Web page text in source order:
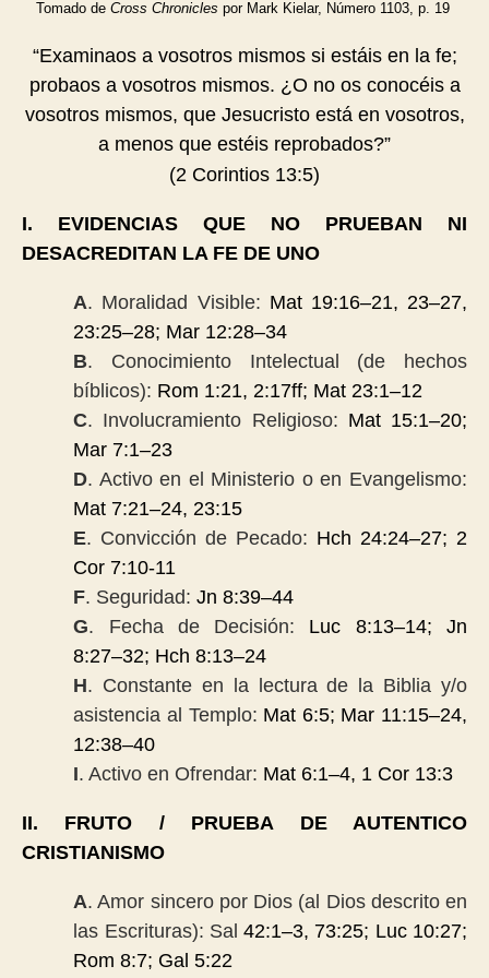
Tomado de Cross Chronicles por Mark Kielar, Número 1103, p. 19
“Examinaos a vosotros mismos si estáis en la fe;
probaos a vosotros mismos. ¿O no os conocéis a
vosotros mismos, que Jesucristo está en vosotros,
a menos que estéis reprobados?”
(2 Corintios 13:5)
I. EVIDENCIAS QUE NO PRUEBAN NI
DESACREDITAN LA FE DE UNO
A. Moralidad Visible: Mat 19:16–21, 23–27,
23:25–28; Mar 12:28–34
B. Conocimiento Intelectual (de hechos
bíblicos): Rom 1:21, 2:17ff; Mat 23:1–12
C. Involucramiento Religioso: Mat 15:1–20;
Mar 7:1–23
D. Activo en el Ministerio o en Evangelismo:
Mat 7:21–24, 23:15
E. Convicción de Pecado: Hch 24:24–27; 2
Cor 7:10-11
F. Seguridad:Jn 8:39–44
G. Fecha de Decisión: Luc 8:13–14; Jn
8:27–32; Hch 8:13–24
H. Constante en la lectura de la Biblia y/o
asistencia al Templo: Mat 6:5; Mar 11:15–24,
12:38–40
I. Activo en Ofrendar: Mat 6:1–4, 1 Cor 13:3
II. FRUTO / PRUEBA DE AUTENTICO
CRISTIANISMO
A. Amor sincero por Dios (al Dios descrito en
las Escrituras): Sal 42:1–3, 73:25; Luc 10:27;
Rom 8:7; Gal 5:22